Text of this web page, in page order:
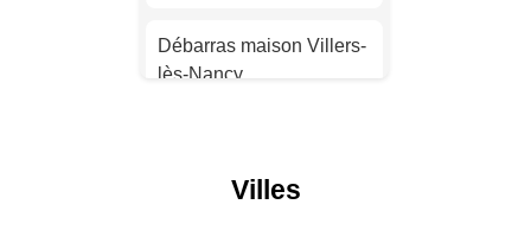
Débarras maison
Débarras maison Villers-
lès-Nancy
Débarras maison Nancy
Villes